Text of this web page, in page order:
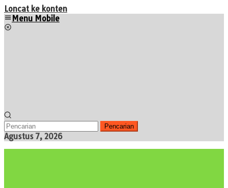
Loncat ke konten
Menu Mobile
Pencarian
Agustus 7, 2026